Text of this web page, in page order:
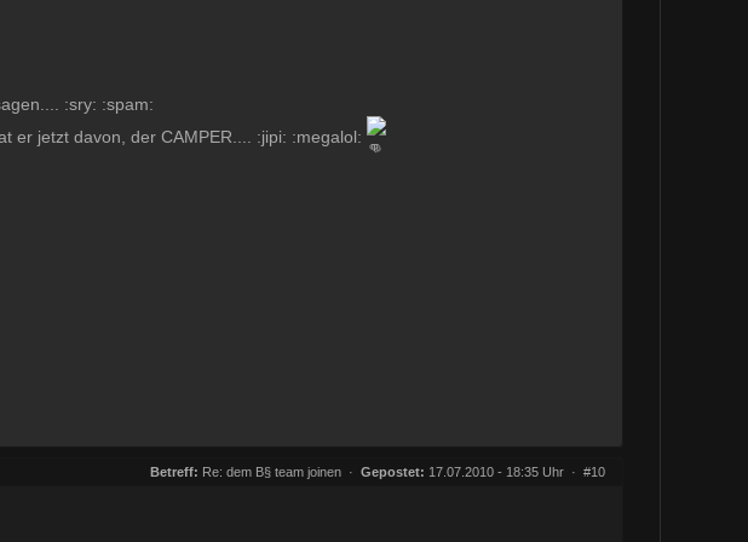
:sry: :spam:
er jetzt davon, der CAMPER.... :jipi: :megalol:
Betreff: Re: dem B§ team joinen · Gepostet: 17.07.2010 - 18:35 Uhr · #10